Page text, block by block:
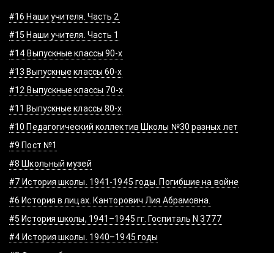
#16 Наши учителя. Часть 2
#15 Наши учителя. Часть 1
#14 Выпускные классы 90-х
#13 Выпускные классы 60-х
#12 Выпускные классы 70-х
#11 Выпускные классы 80-х
#10 Педагогический коллектив Школы №30 разных лет
#9 Пост №1
#8 Школьный музей
#7 История школы. 1941-1945 годы. Погибшие на войне
#6 История в лицах. Канторович Лия Абрамовна.
#5 История школы, 1941–1945 гг. Госпиталь N 3777
#4 История школы. 1940–1945 годы